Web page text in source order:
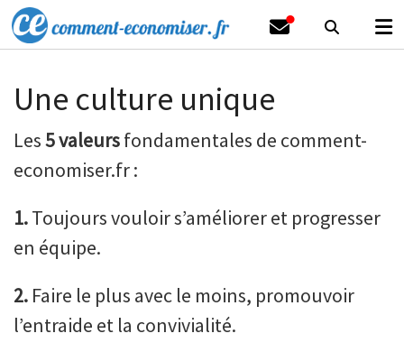
Une culture unique
Les5 valeursfondamentales de comment-
economiser.fr :
1.Toujours vouloir s’améliorer et progresser
en équipe.
2. Faire le plus avec le moins, promouvoir
l’entraide et la convivialité.